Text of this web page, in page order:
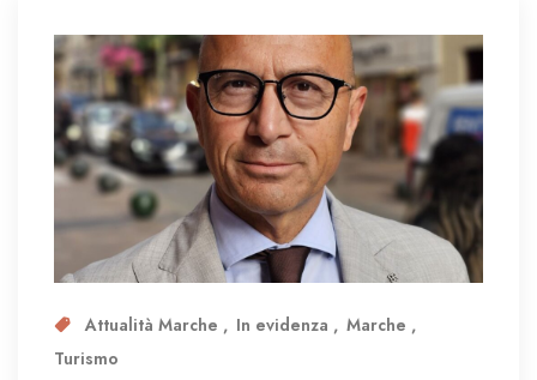
Attualità Marche In evidenza
Marche
Turismo